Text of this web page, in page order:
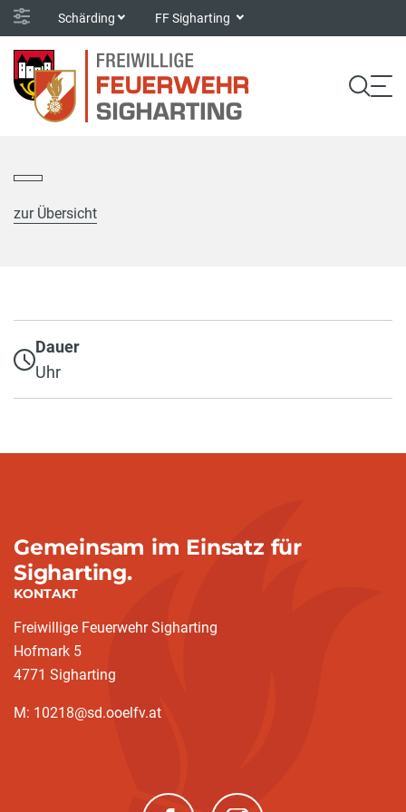
Schärding FF Sigharting
zur Übersicht
Dauer
Uhr
Gemeinsam im Einsatz für
Sigharting.
KONTAKT
Freiwillige Feuerwehr Sigharting
Hofmark 5
4771 Sigharting
M: 10218@sd.ooelfv.at